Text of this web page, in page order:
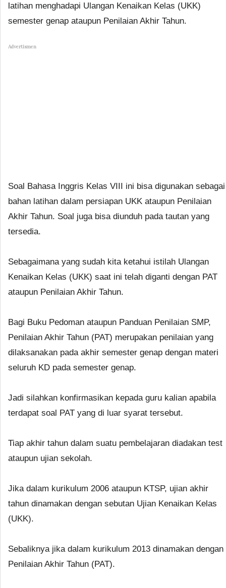
latihan menghadapi Ulangan Kenaikan Kelas (UKK)
semester genap ataupun Penilaian Akhir Tahun.
Advertismen
Soal Bahasa Inggris Kelas VIII ini bisa digunakan sebagai
bahan latihan dalam persiapan UKK ataupun Penilaian
Akhir Tahun. Soal juga bisa diunduh pada tautan yang
tersedia.
Sebagaimana yang sudah kita ketahui istilah Ulangan
Kenaikan Kelas (UKK) saat ini telah diganti dengan PAT
ataupun Penilaian Akhir Tahun.
Bagi Buku Pedoman ataupun Panduan Penilaian SMP,
Penilaian Akhir Tahun (PAT) merupakan penilaian yang
dilaksanakan pada akhir semester genap dengan materi
seluruh KD pada semester genap.
Jadi silahkan konfirmasikan kepada guru kalian apabila
terdapat soal PAT yang di luar syarat tersebut.
Tiap akhir tahun dalam suatu pembelajaran diadakan test
ataupun ujian sekolah.
Jika dalam kurikulum 2006 ataupun KTSP, ujian akhir
tahun dinamakan dengan sebutan Ujian Kenaikan Kelas
(UKK).
Sebaliknya jika dalam kurikulum 2013 dinamakan dengan
Penilaian Akhir Tahun (PAT).